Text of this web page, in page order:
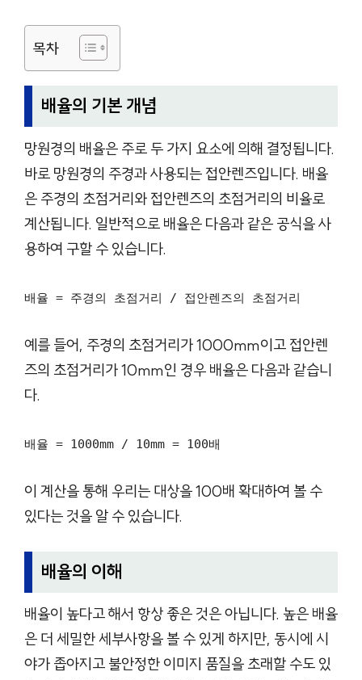
목차
배율의 기본 개념
망원경의 배율은 주로 두 가지 요소에 의해 결정됩니다.
바로 망원경의 주경과 사용되는 접안렌즈입니다. 배율
은 주경의 초점거리와 접안렌즈의 초점거리의 비율로
계산됩니다. 일반적으로 배율은 다음과 같은 공식을 사
용하여 구할 수 있습니다.
배율 = 주경의 초점거리 / 접안렌즈의 초점거리
예를 들어, 주경의 초점거리가 1000mm이고 접안렌
즈의 초점거리가 10mm인 경우 배율은 다음과 같습니
다.
배율 = 1000mm / 10mm = 100배
이 계산을 통해 우리는 대상을 100배 확대하여 볼 수
있다는 것을 알 수 있습니다.
배율의 이해
배율이 높다고 해서 항상 좋은 것은 아닙니다. 높은 배율
은 더 세밀한 세부사항을 볼 수 있게 하지만, 동시에 시
야가 좁아지고 불안정한 이미지 품질을 초래할 수도 있